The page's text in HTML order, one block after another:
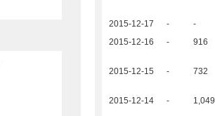
2015-12-17
- -
2015-12-16
- 916
2015-12-15
- 732
2015-12-14
- 1,049